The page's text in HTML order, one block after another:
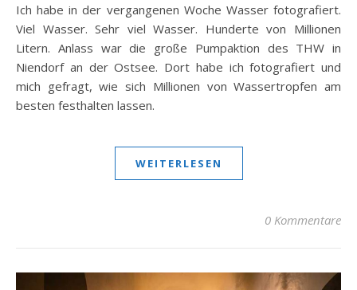
Ich habe in der vergangenen Woche Wasser fotografiert.
Viel Wasser. Sehr viel Wasser. Hunderte von Millionen
Litern. Anlass war die große Pumpaktion des THW in
Niendorf an der Ostsee. Dort habe ich fotografiert und
mich gefragt, wie sich Millionen von Wassertropfen am
besten festhalten lassen.
WEITERLESEN
0 Kommentare